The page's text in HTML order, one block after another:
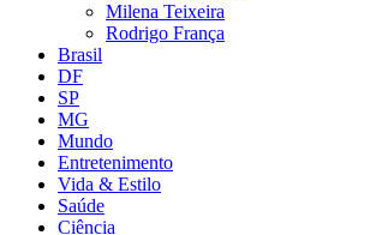
Milena Teixeira
Rodrigo França
Brasil
DF
SP
MG
Mundo
Entretenimento
Vida & Estilo
Saúde
Ciência